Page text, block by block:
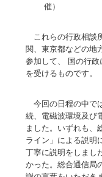
催）
これらの行政相談
関、東京都などの地
参加して、 国の行
を受けるものです。
今回の日程の中で
続、電磁波環境及び
ました。いずれも、
ライン」による説明
丁寧に説明をしまし
かった。総合通信局